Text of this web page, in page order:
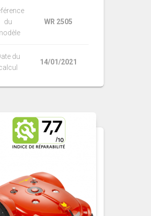
du
WR 2505
du
14/01/2021